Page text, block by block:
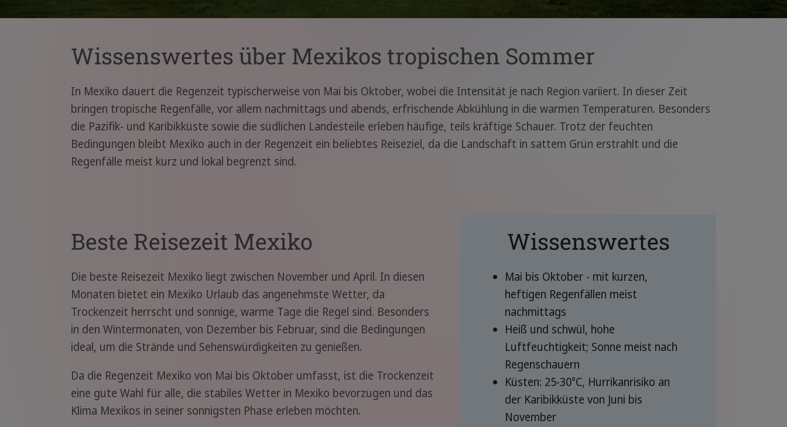
Wissenswertes über Mexikos tropischen Sommer
In Mexiko dauert die Regenzeit typischerweise von Mai bis Oktober, wobei die Intensität je nach Region variiert. In dieser Zeit
bringen tropische Regenfälle, vor allem nachmittags und abends, erfrischende Abkühlung in die warmen Temperaturen. Besonders
die Pazifik- und Karibikküste sowie die südlichen Landesteile erleben häufige, teils kräftige Schauer. Trotz der feuchten
Bedingungen bleibt Mexiko auch in der Regenzeit ein beliebtes Reiseziel, da die Landschaft in sattem Grün erstrahlt und die
Regenfälle meist kurz und lokal begrenzt sind.
Beste Reisezeit Mexiko
Die beste Reisezeit Mexiko liegt zwischen November und April. In diesen
Monaten bietet ein Mexiko Urlaub das angenehmste Wetter, da
Trockenzeit herrscht und sonnige, warme Tage die Regel sind. Besonders
in den Wintermonaten, von Dezember bis Februar, sind die Bedingungen
ideal, um die Strände und Sehenswürdigkeiten zu genießen.
Da die Regenzeit Mexiko von Mai bis Oktober umfasst, ist die Trockenzeit
eine gute Wahl für alle, die stabiles Wetter in Mexiko bevorzugen und das
Klima Mexikos in seiner sonnigsten Phase erleben möchten.
Wissenswertes
Mai bis Oktober - mit kurzen,
heftigen Regenfällen meist
nachmittags
Heiß und schwül, hohe
Luftfeuchtigkeit; Sonne meist nach
Regenschauern
Küsten: 25-30°C, Hurrikanrisiko an
der Karibikküste von Juni bis
November